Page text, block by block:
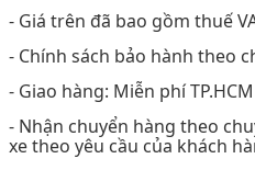
- Giá trên đã bao gồm thuế
- Chính sách bảo hành theo
- Giao hàng: Miễn phí TP.HCM
- Nhận chuyển hàng theo
xe theo yêu cầu của khách